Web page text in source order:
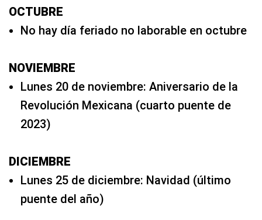
OCTUBRE
No hay día feriado no laborable en octubre
NOVIEMBRE
Lunes 20 de noviembre: Aniversario de la
Revolución Mexicana (cuarto puente de
2023)
DICIEMBRE
Lunes 25 de diciembre: Navidad (último
puente del año)